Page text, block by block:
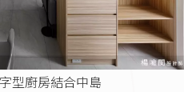
型廚房結合中島